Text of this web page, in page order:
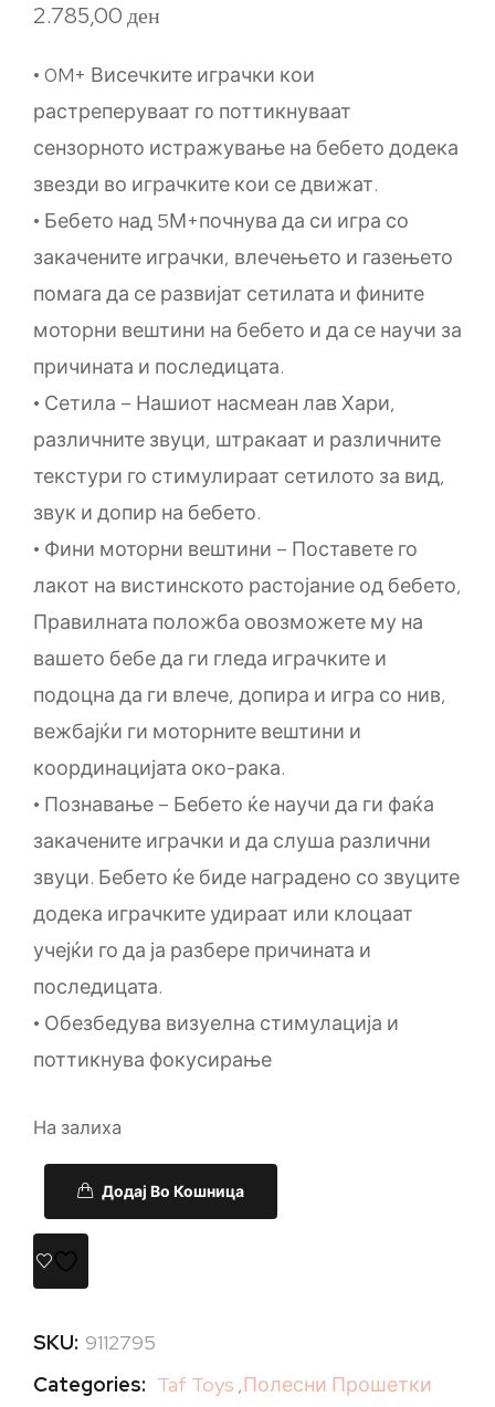
2.785,00ден
• 0M+ Висечките играчки кои
растреперуваат го поттикнуваат
сензорното истражување на бебето додека
звезди во играчките кои се движат.
• Бебето над 5М+почнува да си игра со
закачените играчки, влечењето и газењето
помага да се развијат сетилата и фините
моторни вештини на бебето и да се научи за
причината и последицата.
• Сетила – Нашиот насмеан лав Хари,
различните звуци, штракаат и различните
текстури го стимулираат сетилото за вид,
звук и допир на бебето.
• Фини моторни вештини – Поставете го
лакот на вистинското растојание од бебето,
Правилната положба овозможете му на
вашето бебе да ги гледа играчките и
подоцна да ги влече, допира и игра со нив,
вежбајќи ги моторните вештини и
координацијата око-рака.
• Познавање – Бебето ќе научи да ги фаќа
закачените играчки и да слуша различни
звуци. Бебето ќе биде наградено со звуците
додека играчките удираат или клоцаат
учејќи го да ја разбере причината и
последицата.
• Обезбедува визуелна стимулација и
поттикнува фокусирање
На залиха
Додај Во Кошница
SKU: 9112795
Categories: Taf Toys ,Полесни Прошетки